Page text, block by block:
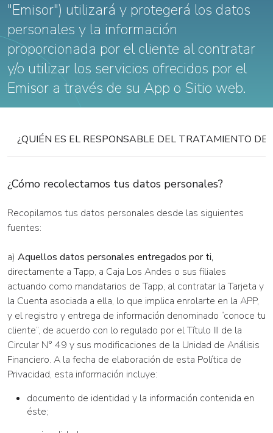
"Emisor") utilizará y protegerá los datos
personales y la información
proporcionada por el cliente al contratar
y/o utilizar los servicios ofrecidos por el
Emisor a través de su App o Sitio web.
¿QUIÉN ES EL RESPONSABLE DEL TRATAMIENTO DE
¿Cómo recolectamos tus datos personales?
Recopilamos tus datos personales desde las siguientes
fuentes:
a) Aquellos datos personales entregados por ti,
directamente a Tapp, a Caja Los Andes o sus filiales
actuando como mandatarios de Tapp, al contratar la Tarjeta y
la Cuenta asociada a ella, lo que implica enrolarte en la APP,
y el registro y entrega de información denominado “conoce tu
cliente”, de acuerdo con lo regulado por el Título III de la
Circular N° 49 y sus modificaciones de la Unidad de Análisis
Financiero. A la fecha de elaboración de esta Política de
Privacidad, esta información incluye:
documento de identidad y la información contenida en
éste;